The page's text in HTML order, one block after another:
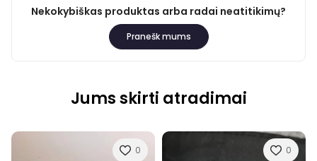
Nekokybiškas produktas arba radai neatitikimų?
Pranešk mums
Jums skirti atradimai
0 0